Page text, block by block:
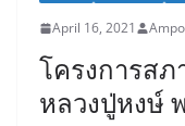
April 16, 2021
โครงการส
หลวงปู่หงษ์